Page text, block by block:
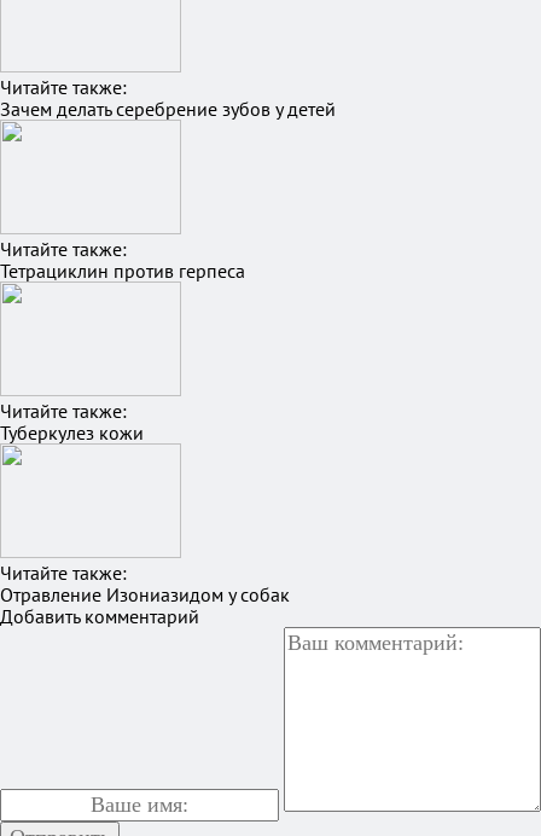
Читайте также:
Зачем делать серебрение зубов у детей
Читайте также:
Тетрациклин против герпеса
Читайте также:
Туберкулез кожи
Читайте также:
Отравление Изониазидом у собак
Добавить комментарий